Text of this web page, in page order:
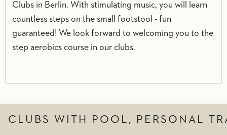
Clubs in Berlin. With stimulating music, you will learn
countless steps on the small footstool - fun
guaranteed! We look forward to welcoming you to the
step aerobics course in our clubs.
CLUBS WITH POOL, PERSONAL